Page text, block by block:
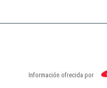
Información ofrecida por